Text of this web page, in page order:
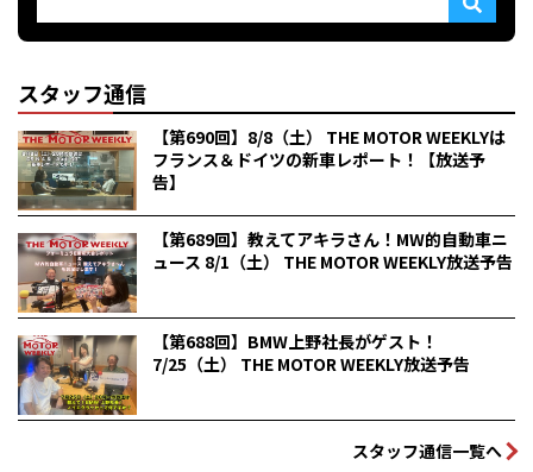
スタッフ通信
【第690回】8/8（土） THE MOTOR WEEKLYは
フランス＆ドイツの新車レポート！【放送予
告】
【第689回】教えてアキラさん！MW的自動車ニ
ュース 8/1（土） THE MOTOR WEEKLY放送予告
【第688回】BMW上野社長がゲスト！
7/25（土） THE MOTOR WEEKLY放送予告
スタッフ通信一覧へ